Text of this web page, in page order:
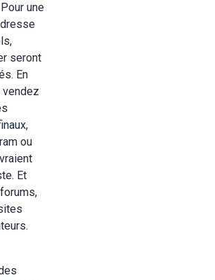
une
seront
En
vendez
ou
Et